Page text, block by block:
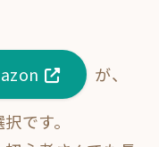
が、
です。